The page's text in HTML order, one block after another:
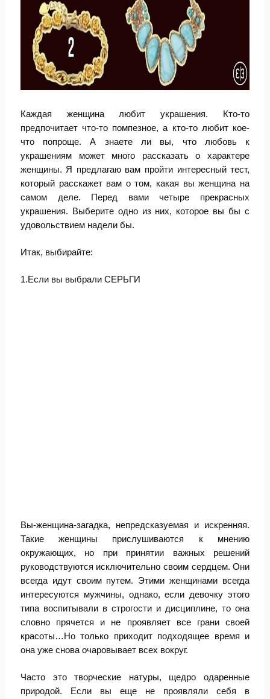
Каждая женщина любит украшения. Кто-то
предпочитает что-то помпезное, а кто-то любит кое-
что попроще. А знаете ли вы, что любовь к
украшениям может много рассказать о характере
женщины. Я предлагаю вам пройти интересный тест,
который расскажет вам о том, какая вы женщина на
самом деле. Перед вами четыре прекрасных
украшения. Выберите одно из них, которое вы бы с
удовольствием надели бы.
Итак, выбирайте:
1.Если вы выбрали СЕРЬГИ
Вы-женщина-загадка, непредсказуемая и искренняя.
Такие женщины прислушиваются к мнению
окружающих, но при принятии важных решений
руководствуются исключительно своим сердцем. Они
всегда идут своим путем. Этими женщинами всегда
интересуются мужчины, однако, если девочку этого
типа воспитывали в строгости и дисциплине, то она
словно прячется и не проявляет все грани своей
красоты…Но только приходит подходящее время и
она уже снова очаровывает всех вокруг.
Часто это творческие натуры, щедро одаренные
природой. Если вы еще не проявляли себя в